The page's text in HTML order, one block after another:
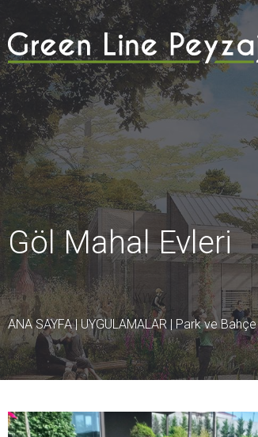
Göl Mahal Evleri
ANA SAYFA|UYGULAMALAR | Park ve Bahçe